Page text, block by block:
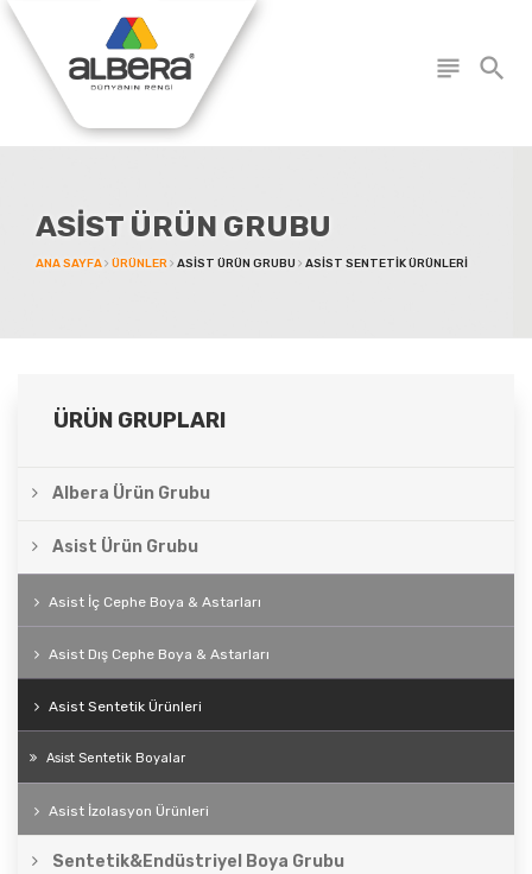
subject search
ASIST ÜRÜN GRUBU
ANA SAYFA ÜRÜNLER ASIST ÜRÜN GRUBU ASIST SENTETIK ÜRÜNLERI
ÜRÜN GRUPLARI
Albera Ürün Grubu
Asist Ürün Grubu
Asist İç Cephe Boya & Astarları
Asist Dış Cephe Boya & Astarları
Asist Sentetik Ürünleri
Asist Sentetik Boyalar
Asist İzolasyon Ürünleri
Sentetik&Endüstriyel Boya Grubu